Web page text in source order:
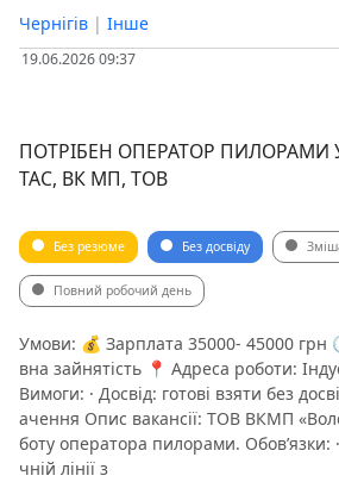
Чернігів | Інше
19.06.2026 09:37
ПОТРІБЕН ОПЕРАТОР
ТАС, ВК МП, ТОВ
Без резюме Без досвіду
Повний робочий день
Умови: 💰 Зарплата 35000- 45000 грн
вна зайнятість 📍 Адреса роботи:
Вимоги: · Досвід: готові взяти без
ачення Опис вакансії: ТОВ ВКМП
боту оператора пилорами. Обов’язки:
чній лінії з